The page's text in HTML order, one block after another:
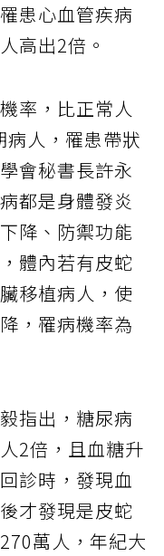
患心血管疾病
高出2倍。
率，比正常人
人，罹患帶狀
會秘書長許永
都是身體發炎
降、防禦功能
體內若有皮蛇
移植病人，使
，罹病機率為
指出，糖尿病
2倍，且血糖升
診時，發現血
才發現是皮蛇
萬人，年紀大